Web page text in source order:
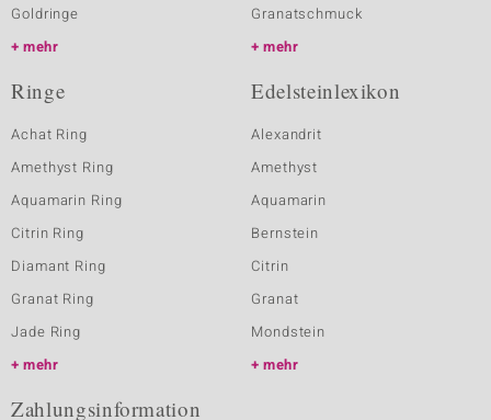
Goldringe
mehr
Granatschmuck
mehr
Ringe
Achat Ring
Amethyst Ring
Aquamarin Ring
Citrin Ring
Diamant Ring
Granat Ring
Jade Ring
mehr
Edelsteinlexikon
Alexandrit
Amethyst
Aquamarin
Bernstein
Citrin
Granat
Mondstein
mehr
Zahlungsinformation